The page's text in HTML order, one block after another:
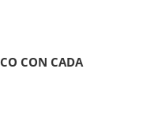
CON CADA